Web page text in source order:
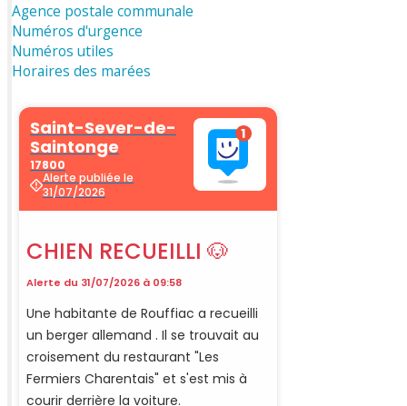
Agence postale communale
Numéros d'urgence
Numéros utiles
Horaires des marées